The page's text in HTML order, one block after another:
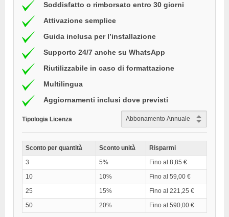
Soddisfatto o rimborsato entro 30 giorni
Attivazione semplice
Guida inclusa per l’installazione
Supporto 24/7 anche su WhatsApp
Riutilizzabile in caso di formattazione
Multilingua
Aggiornamenti inclusi dove previsti
Tipologia Licenza
Sconto per quantità Sconto unità
Risparmi
3
5%
Fino al 8,85 €
10
10%
Fino al 59,00 €
25
15%
Fino al 221,25 €
50
20% Fino al 590,00 €